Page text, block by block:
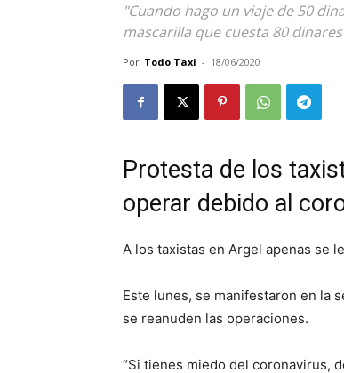
"Cuando hago un viaje de 50
mascarilla que cuesta 80
Por Todo Taxi - 18/06/2020
Protesta de los
operar debido al
A los taxistas en Argel apenas se
Este lunes, se manifestaron en la
se reanuden las operaciones.
“Si tienes miedo del coronavirus,